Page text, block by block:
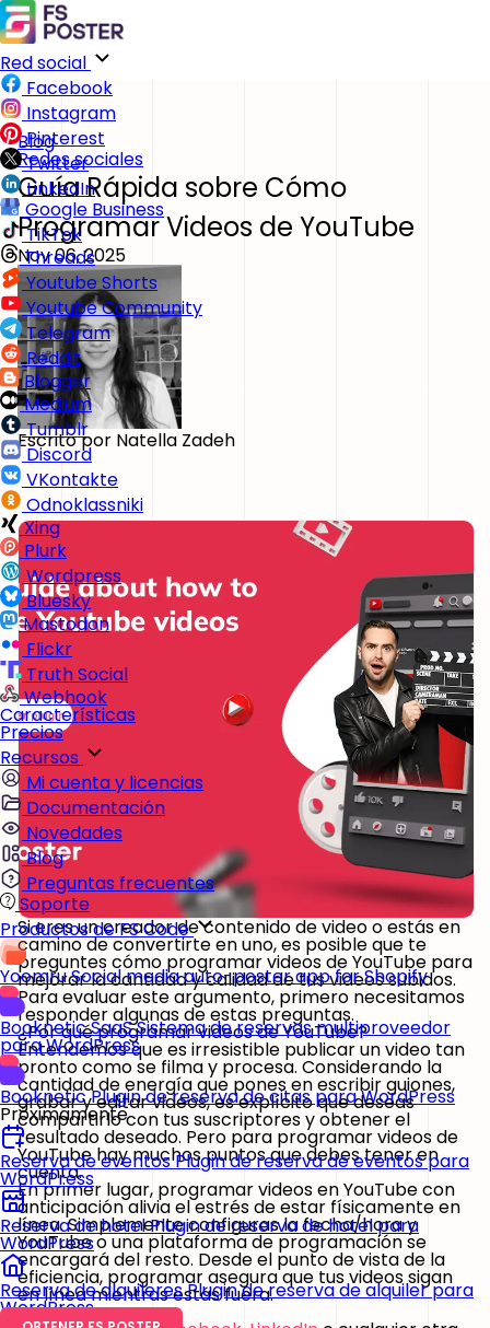
Red social
Facebook
Instagram
Pinterest
Twitter
LinkedIn
Google Business
TikTok
Threads
Youtube Shorts
Youtube Community
Telegram
Reddit
Blogger
Medium
Tumblr
Discord
VKontakte
Odnoklassniki
Xing
Plurk
Wordpress
Bluesky
Mastodon
Flickr
Truth Social
Webhook
Características
Precios
Recursos
Mi cuenta y licencias
Documentación
Novedades
Blog
Preguntas frecuentes
Soporte
Productos de FS Code
YoomruSocial media auto-poster app for Shopify
Booknetic SaaSSistema de reservas multiproveedor
para WordPress
BookneticPlugin de reserva de citas para WordPress
Próximamente
Reserva de eventosPlugin de reserva de eventos para
WordPress
Reserva de hotelPlugin de reserva de hotel para
WordPress
Reserva de alquileresPlugin de reserva de alquiler para
WordPress
Blog
Redes sociales
Guía Rápida sobre Cómo
Programar Videos de YouTube
Nov 06, 2025
Escrito por Natella Zadeh
Si eres un creador de contenido de video o estás en
camino de convertirte en uno, es posible que te
preguntes cómo programar videos de YouTube para
mejorar la cantidad y calidad de tus videos subidos.
Para evaluar este argumento, primero necesitamos
responder algunas de estas preguntas.
¿Por qué programar videos de YouTube?
Entendemos que es irresistible publicar un video tan
pronto como se filma y procesa. Considerando la
cantidad de energía que pones en escribir guiones,
grabar y editar videos, es explícito que deseas
compartirlo con tus suscriptores y obtener el
resultado deseado. Pero para programar videos de
YouTube hay muchos puntos que debes tener en
cuenta.
En primer lugar, programar videos en YouTube con
anticipación alivia el estrés de estar físicamente en
línea. Simplemente configuras la fecha/hora y
YouTube o una plataforma de programación se
encargará del resto. Desde el punto de vista de la
eficiencia, programar asegura que tus videos sigan
en línea mientras estás fuera.